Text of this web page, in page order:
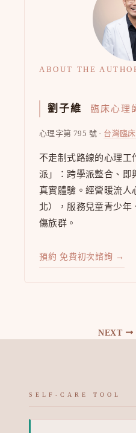
ABOUT THE
劉子維 臨床心理
心理字第 795 號 · 台灣臨
不走制式路線的心理工
派」：跨學派整合、即
真實體驗。經營暖流人
北），服務兒童青少年
傷族群。
預約 免費初次諮詢 →
NEXT
SELF-CARE TOOL